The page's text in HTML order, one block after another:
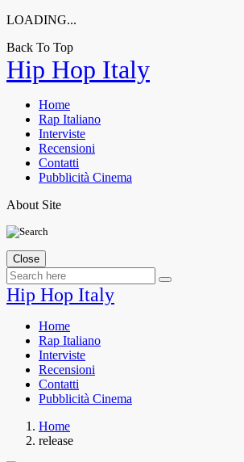
LOADING...
Back To Top
Hip Hop Italy
Home
Rap Italiano
Interviste
Recensioni
Contatti
Pubblicità Cinema
About Site
Close
Hip Hop Italy
Home
Rap Italiano
Interviste
Recensioni
Contatti
Pubblicità Cinema
Home
release